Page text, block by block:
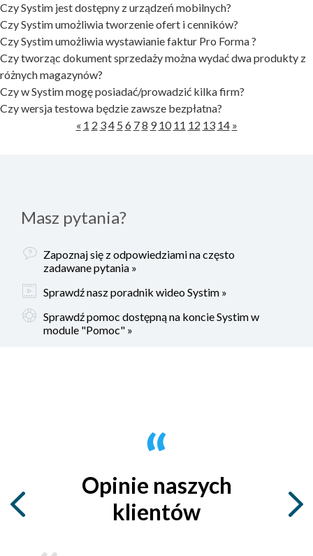
Czy Systim jest dostępny z urządzeń mobilnych?
Czy Systim umożliwia tworzenie ofert i cenników?
Czy Systim umożliwia wystawianie faktur Pro Forma ?
Czy tworząc dokument sprzedaży można wydać dwa produkty z
różnych magazynów?
Czy w Systim mogę posiadać/prowadzić kilka firm?
Czy wersja testowa będzie zawsze bezpłatna?
« 1 2 34 5 6 78 9 10 11 12 13 14 »
Masz pytania?
Zapoznaj się z odpowiedziami na często
zadawane pytania »
Sprawdź nasz poradnik wideo Systim »
Sprawdź pomoc dostępną na koncie Systim w
module "Pomoc" »
Opinie naszych
klientów